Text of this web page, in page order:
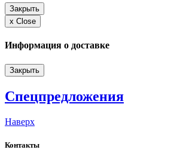
Закрыть
x Close
Информация о доставке
Закрыть
Спецпредложения
Наверх
Контакты